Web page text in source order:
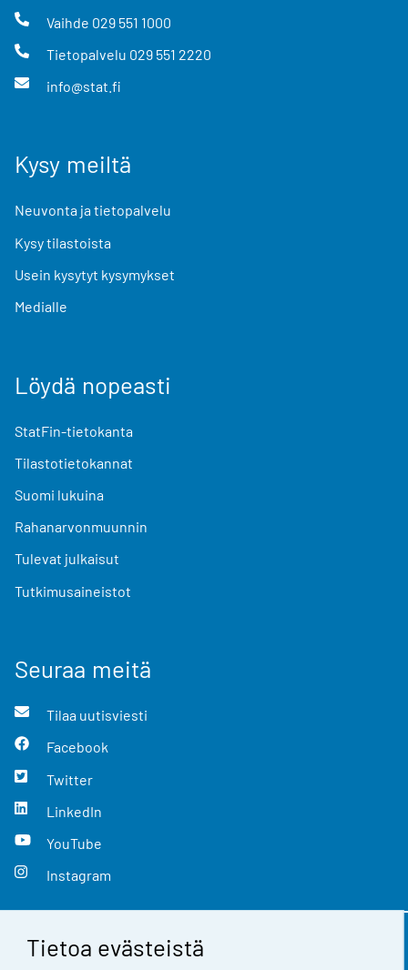
Tietoa evästeistä
Vaihde 029 551 1000
Tietopalvelu 029 551 2220
info@stat.fi
Kysy meiltä
Neuvonta ja tietopalvelu
Kysy tilastoista
Usein kysytyt kysymykset
Medialle
Löydä nopeasti
StatFin-tietokanta
Tilastotietokannat
Suomi lukuina
Rahanarvonmuunnin
Tulevat julkaisut
Tutkimusaineistot
Seuraa meitä
Tilaa uutisviesti
Facebook
Twitter
LinkedIn
YouTube
Instagram
Yhteystiedot